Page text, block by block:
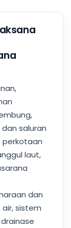
saluran
perkotaan
laut,
dan
air, sistem